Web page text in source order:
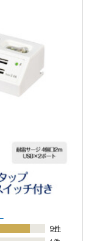
9件